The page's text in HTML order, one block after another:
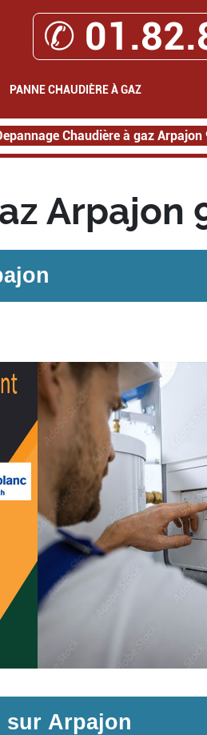
✆
PANNE CHAUDIÈRE À GAZ
Chaudière à gaz Arpajon
Arpajon
sur Arpajon